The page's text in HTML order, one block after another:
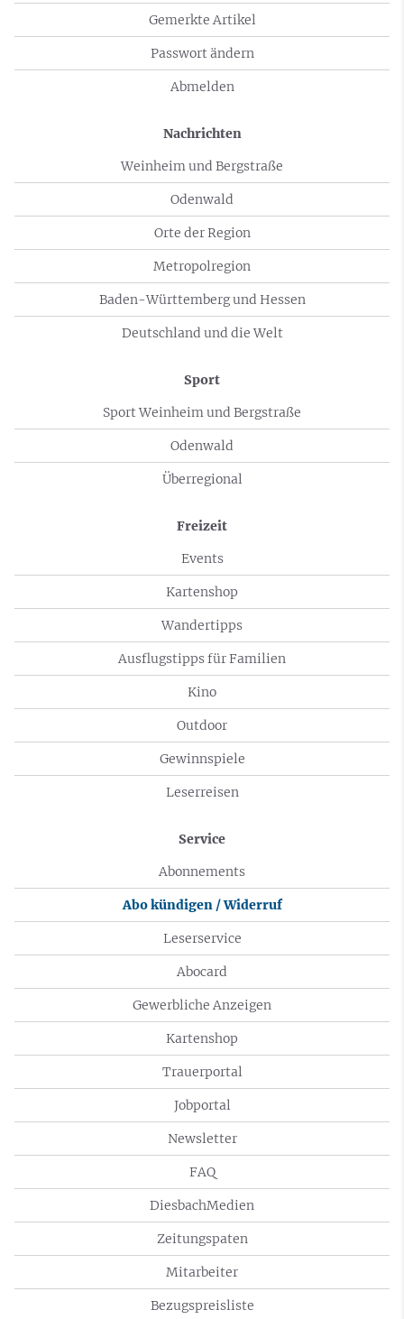
Gemerkte Artikel
Passwort ändern
Abmelden
Nachrichten
Weinheim und Bergstraße
Odenwald
Orte der Region
Metropolregion
Baden-Württemberg und Hessen
Deutschland und die Welt
Sport
Sport Weinheim und Bergstraße
Odenwald
Überregional
Freizeit
Events
Kartenshop
Wandertipps
Ausflugstipps für Familien
Kino
Outdoor
Gewinnspiele
Leserreisen
Service
Abonnements
Abo kündigen / Widerruf
Leserservice
Abocard
Gewerbliche Anzeigen
Kartenshop
Trauerportal
Jobportal
Newsletter
FAQ
DiesbachMedien
Zeitungspaten
Mitarbeiter
Bezugspreisliste